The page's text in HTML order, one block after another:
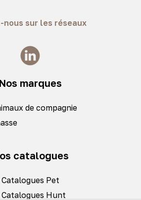
nous sur les réseaux
Nos marques
de compagnie
catalogues
Catalogues Pet
Catalogues Hunt